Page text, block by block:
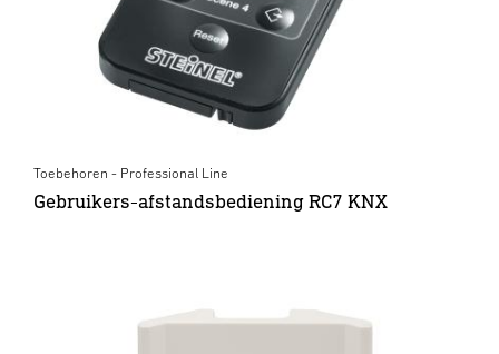
Toebehoren - Professional Line
Gebruikers-afstandsbediening RC7 KNX